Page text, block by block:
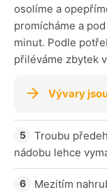
osolíme a
promícháme a
minut. Podle
přiléváme zbytek
Vývary
Troubu
nádobu lehce
Mezitím